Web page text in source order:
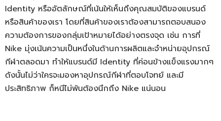
Identity หรืออัตลักษณ์ที่เน้นให้เห็นถึงคุณสมบัติของแบรนด์
หรือสินค้าของเรา โดยที่สินค้าของเราต้องสามารถตอบสนอง
ความต้องการของกลุ่มเป้าหมายได้อย่างตรงจุด เช่น การที่
Nike มุ่งเน้นความเป็นหนึ่งในด้านการผลิตและจำหน่ายอุปกรณ์
กีฬาตลอดมา ทำให้แบรนด์มี Identity ที่ค่อนข้างแข็งแรงมากๆ
ดังนั้นไม่ว่าใครจะมองหาอุปกรณ์กีฬาที่ตอบโจทย์ และมี
ประสิทธิภาพ ก็หนีไม่พ้นต้องนึกถึง Nike แน่นอน